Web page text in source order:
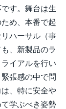
す。舞台は生
め、本番で起
ハーサル（事
、新製品のラ
イアルを行い
張感の中で問
、特に安全や
学ぶべき姿勢